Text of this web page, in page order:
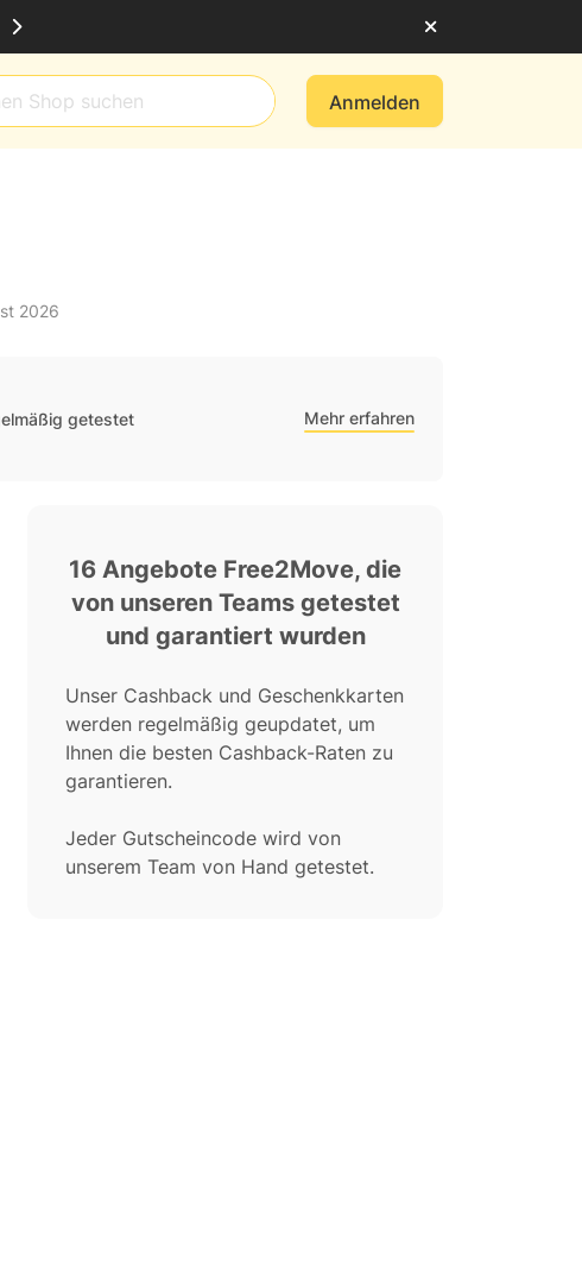
Anmelden
2026
getestet Mehr erfahren
16 Angebote Free2Move, die
von unseren Teams getestet
und garantiert wurden
Unser Cashback und Geschenkkarten
werden regelmäßig geupdatet, um
Ihnen die besten Cashback-Raten zu
garantieren.
Jeder Gutscheincode wird von
unserem Team von Hand getestet.